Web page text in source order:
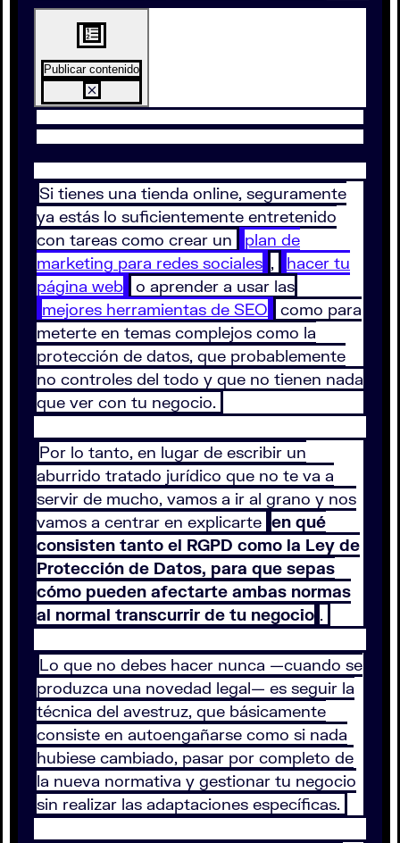
Publicar contenido
Si tienes una tienda online, seguramente
ya estás lo suficientemente entretenido
con tareas como crear un
plan de
marketing para redes sociales ,
hacer tu
página web
o aprender a usar las
mejores herramientas de SEO
como para
meterte en temas complejos como la
protección de datos, que probablemente
no controles del todo y que no tienen nada
que ver con tu negocio.
Por lo tanto, en lugar de escribir un
aburrido tratado jurídico que no te va a
servir de mucho, vamos a ir al grano y nos
vamos a centrar en explicarte en qué
consisten tanto el RGPD como la Ley de
Protección de Datos, para que sepas
cómo pueden afectarte ambas normas
al normal transcurrir de tu negocio .
Lo que no debes hacer nunca —cuando se
produzca una novedad legal— es seguir la
técnica del avestruz, que básicamente
consiste en autoengañarse como si nada
hubiese cambiado, pasar por completo de
la nueva normativa y gestionar tu negocio
sin realizar las adaptaciones específicas.